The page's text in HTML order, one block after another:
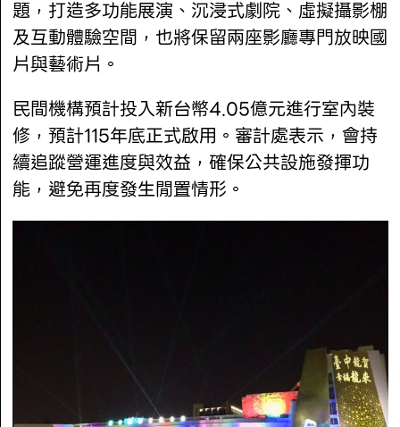
題，打造多功能展演、沉浸式劇院、虛擬攝影棚
及互動體驗空間，也將保留兩座影廳專門放映國
片與藝術片。
民間機構預計投入新台幣4.05億元進行室內裝
修，預計115年底正式啟用。審計處表示，會持
續追蹤營運進度與效益，確保公共設施發揮功
能，避免再度發生閒置情形。